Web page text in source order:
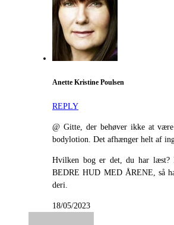
Anette Kristine Poulsen
REPLY
@ Gitte, der behøver ikke at
bodylotion. Det afhænger helt af
Hvilken bog er det, du har læst?
BEDRE HUD MED ÅRENE, så
deri.
18/05/2023